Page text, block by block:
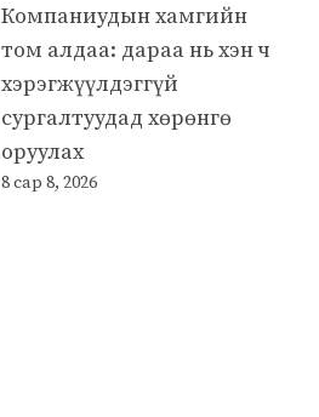
Компаниудын хамгийн
том алдаа: дараа нь хэн ч
хэрэгжүүлдэггүй
сургалтуудад хөрөнгө
оруулах
8 сар 8, 2026